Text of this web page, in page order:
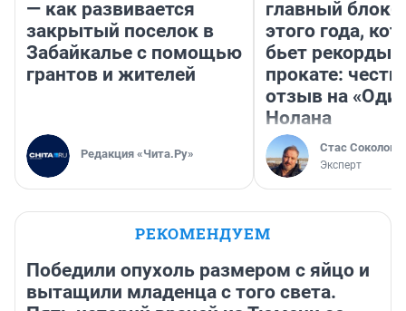
— как развивается
закрытый поселок в
Забайкалье с помощью
грантов и жителей
Редакция «Чита.Ру»
главный
этого года,
бьет рекорды в
прокате:
отзыв на
Нолана
Стас Соколов
Эксперт
РЕКОМЕНДУЕМ
Победили опухоль размером с яйцо и
вытащили младенца с того света.